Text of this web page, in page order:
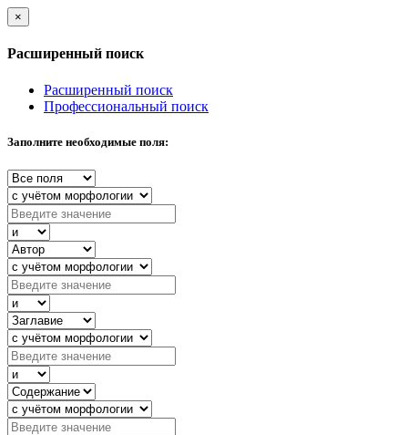
×
Расширенный поиск
Расширенный поиск
Профессиональный поиск
Заполните необходимые поля: